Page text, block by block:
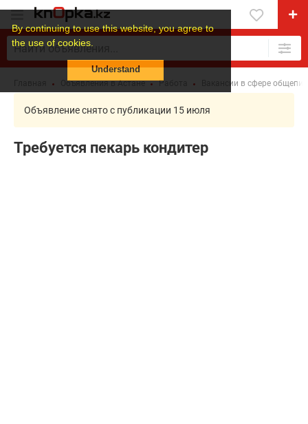
By continuing to use this website, you agree to
the use of cookies.
Understand
Объявления в Астане Работа Вакансии в сфере
Объявление снято с публикации 15 июля
Требуется пекарь кондитер